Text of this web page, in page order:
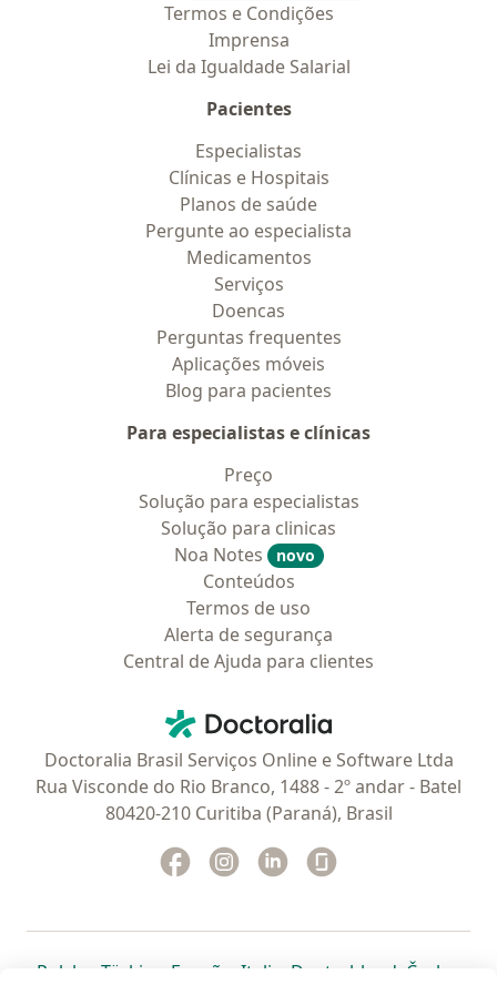
Termos e Condições
Imprensa
Lei da Igualdade Salarial
Pacientes
Especialistas
Clínicas e Hospitais
Planos de saúde
Pergunte ao especialista
Medicamentos
Serviços
Doencas
Perguntas frequentes
Aplicações móveis
Blog para pacientes
Para especialistas e clínicas
Preço
Solução para especialistas
Solução para clinicas
Noa Notes
novo
Conteúdos
Termos de uso
Alerta de segurança
Central de Ajuda para clientes
Doctoralia - Homepage
Doctoralia Brasil Serviços Online e Software Ltda
Rua Visconde do Rio Branco, 1488 - 2º andar - Batel
80420-210 Curitiba (Paraná), Brasil
Facebook
abre num novo separador
Instagram
abre num novo separador
Linkedin
abre num novo
Polska abre num novo separador
Türkiye abre num novo separador
España abre num novo separador
Italia abre num novo
Deutschlandabre num
Česko